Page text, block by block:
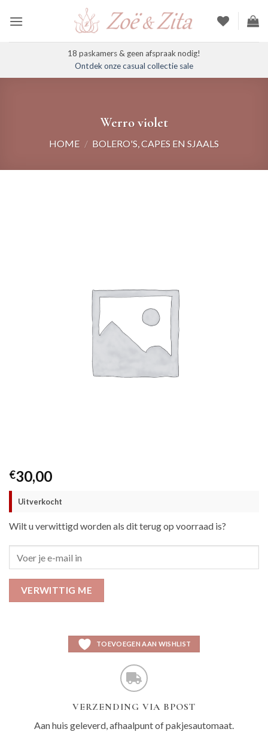
naar
18 paskamers & geen afspraak nodig!
Ontdek onze casual collectie sale
Werro violet
HOME / BOLERO'S, CAPES EN SJAALS
€30,00
Uitverkocht
Wilt u verwittigd worden als dit terug op voorraad is?
VERWITTIG ME
TOEVOEGEN AAN WISHLIST
VERZENDING VIA BPOST
Aan huis geleverd, afhaalpunt of pakjesautomaat.